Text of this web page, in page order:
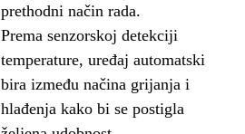
prethodni način rada.
Prema senzorskoj detekciji
temperature, uređaj automatski
bira između načina grijanja i
hlađenja kako bi se postigla